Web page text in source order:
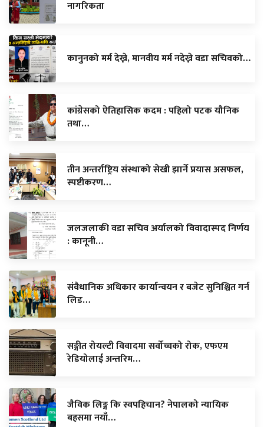
नागरिकता
कानुनको मर्म देख्ने, मानवीय मर्म नदेख्ने वडा सचिवको…
कांग्रेसको ऐतिहासिक कदम : पहिलो पटक यौनिक
तथा…
तीन अन्तर्राष्ट्रिय संस्थाको सेखी झार्ने प्रयास असफल,
स्पष्टीकरण…
जलजलाकी वडा सचिव अर्यालको विवादास्पद निर्णय
: कानूनी…
संवैधानिक अधिकार कार्यान्वयन र बजेट सुनिश्चित गर्न
लिड…
सङ्गीत रोयल्टी विवादमा सर्वोच्चको रोक, एफएम
रेडियोलाई अन्तरिम…
जैविक लिङ्ग कि स्वपहिचान? नेपालको न्यायिक
बहसमा नयाँ…